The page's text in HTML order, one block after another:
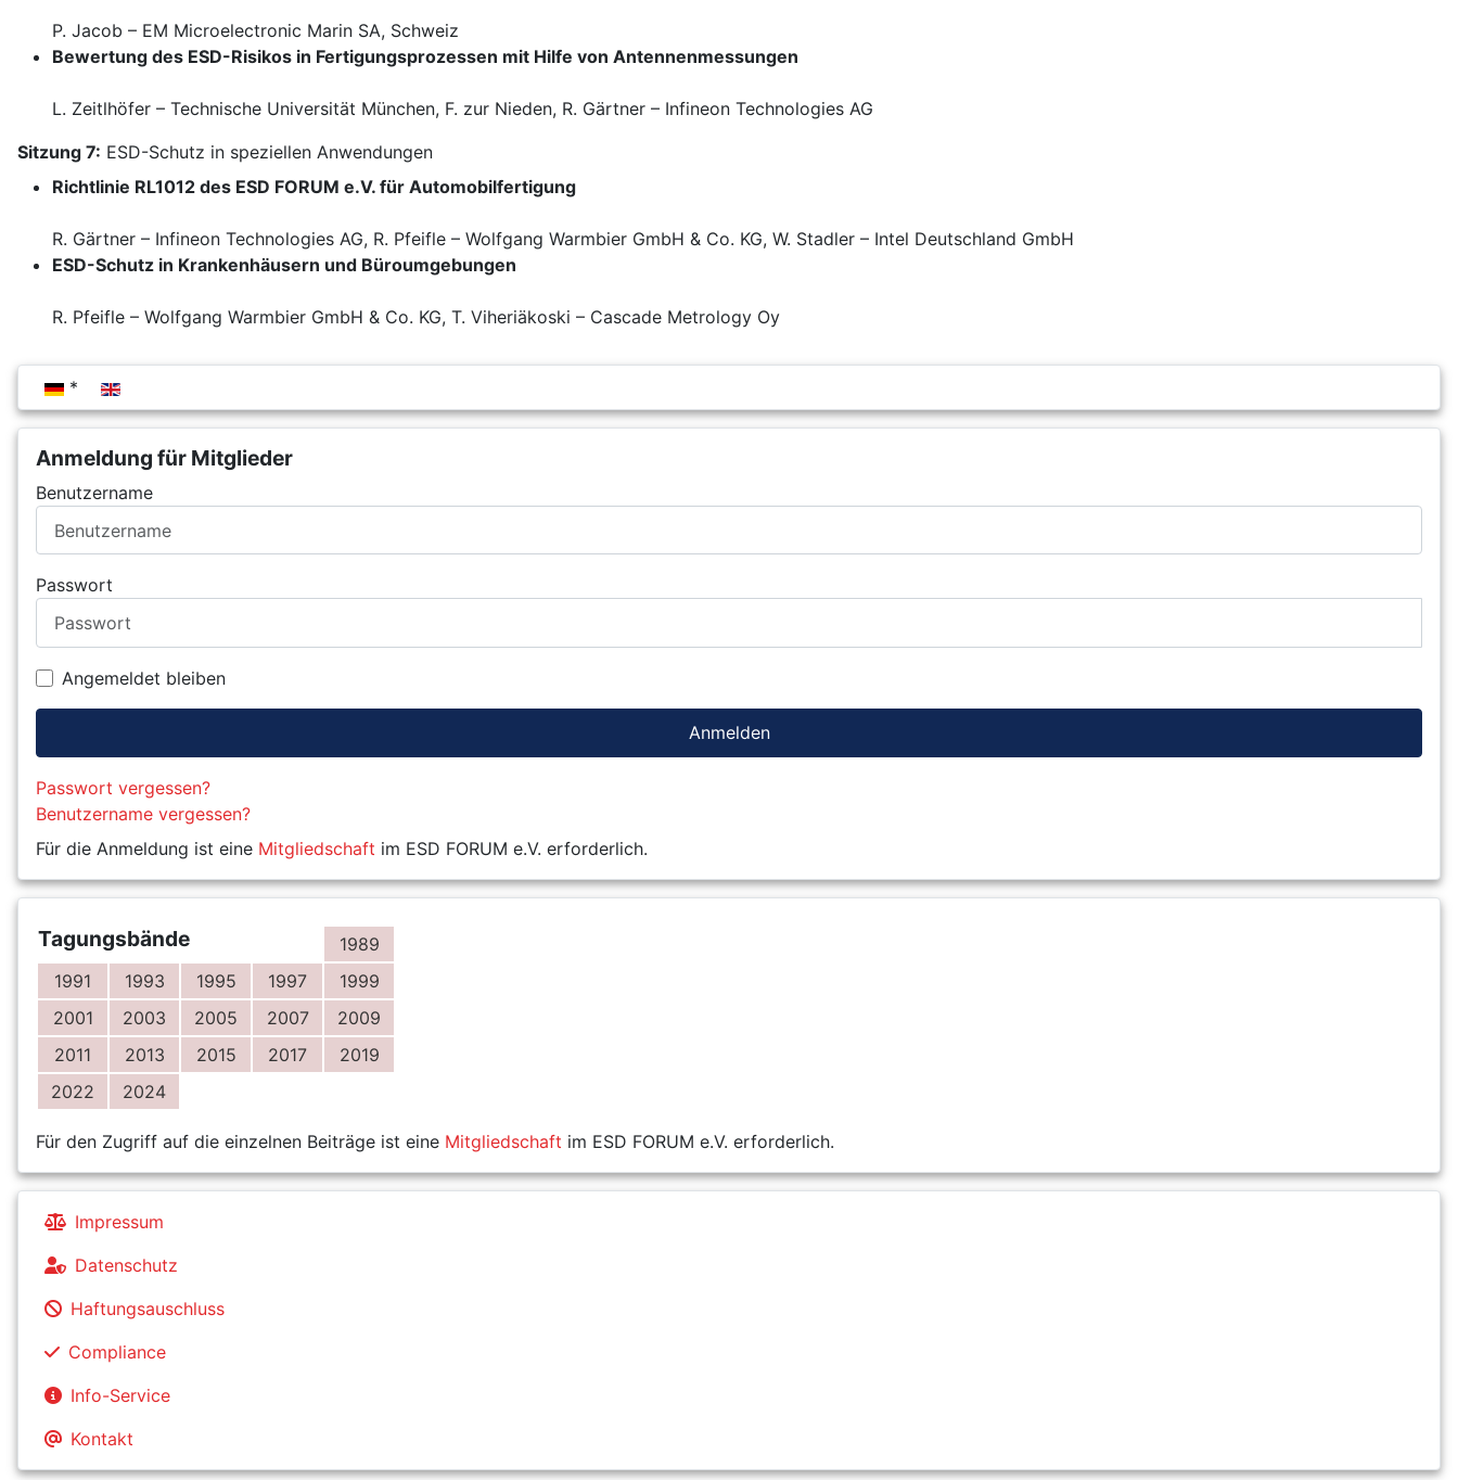
Sprache auswählen
Anmeldung für Mitglieder
Benutzername
Passwort
Angemeldet bleiben
Anmelden
Passwort vergessen?
Benutzername vergessen?
Für die Anmeldung ist eine Mitgliedschaft im ESD FORUM e.V. erforderlich.
Tagungsbände
1989
1991
1993 1995 1997
1999
2001
2003 2005 2007
2009
2011
2013 2015 2017
2019
2022
2024
Für den Zugriff auf die einzelnen Beiträge ist eine Mitgliedschaft im ESD FORUM e.V. erforderlich.
Impressum
Datenschutz
Haftungsauschluss
Compliance
Info-Service
Kontakt
P. Jacob – EM Microelectronic Marin SA, Schweiz
Bewertung des ESD-Risikos in Fertigungsprozessen mit Hilfe von Antennenmessungen
L. Zeitlhöfer – Technische Universität München, F. zur Nieden, R. Gärtner – Infineon Technologies AG
Sitzung 7: ESD-Schutz in speziellen Anwendungen
Richtlinie RL1012 des ESD FORUM e.V. für Automobilfertigung
R. Gärtner – Infineon Technologies AG, R. Pfeifle – Wolfgang Warmbier GmbH & Co. KG, W. Stadler – Intel Deutschland GmbH
ESD-Schutz in Krankenhäusern und Büroumgebungen
R. Pfeifle – Wolfgang Warmbier GmbH & Co. KG, T. Viheriäkoski – Cascade Metrology Oy